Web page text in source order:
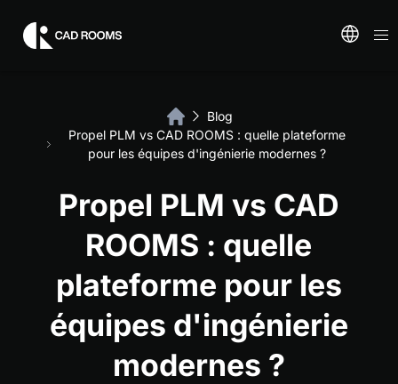
Blog
Propel PLM vs CAD ROOMS : quelle plateforme
pour les équipes d'ingénierie modernes ?
Propel PLM vs CAD
ROOMS : quelle
plateforme pour les
équipes d'ingénierie
modernes ?